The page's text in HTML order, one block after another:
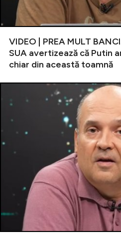
VIDEO | PREA MULT
SUA avertizează că Putin
chiar din această toamnă